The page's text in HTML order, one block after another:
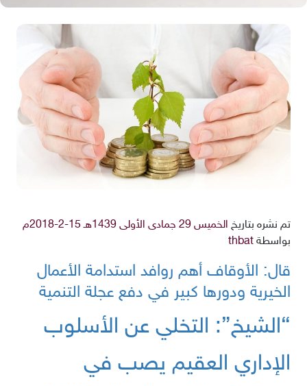
تم نشره بتاريخ الخميس 29 جمادى الأولى 1439هـ 15-2-2018م
بواسطة thbat
قال: الأوقاف أهم روافد استدامة الأعمال
الخيرية ودورها كبير في دفع عجلة التنمية
“الشيخ”: التخلي عن الأسلوب
الإداري العقيم يصب في